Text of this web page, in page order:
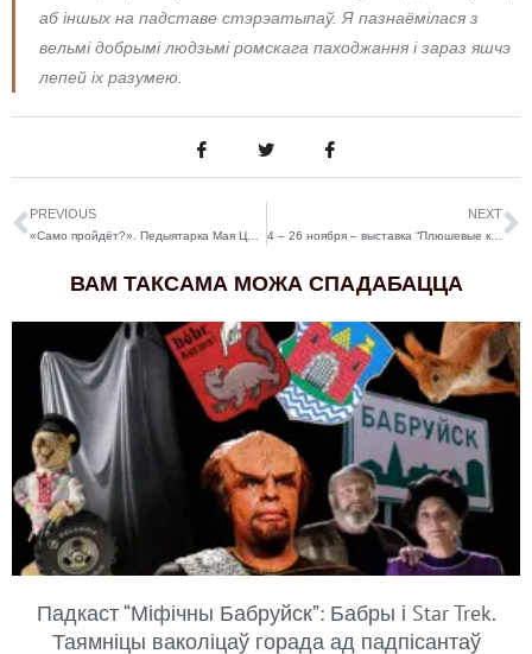
аб іншых на падставе стэрэатыпаў. Я пазнаёмілася з
вельмі добрымі людзьмі ромскага паходжання і зараз яшчэ
лепей іх разумею.
PREVIOUS NEXT
4 – 26 ноября – выставка “Плюшевые каникулы”
ВАМ ТАКСАМА МОЖА СПАДАБАЦЦА
Падкаст “Міфічны Бабруйск”: Бабры і Star Trek.
Таямніцы ваколіцаў горада ад падпісантаў